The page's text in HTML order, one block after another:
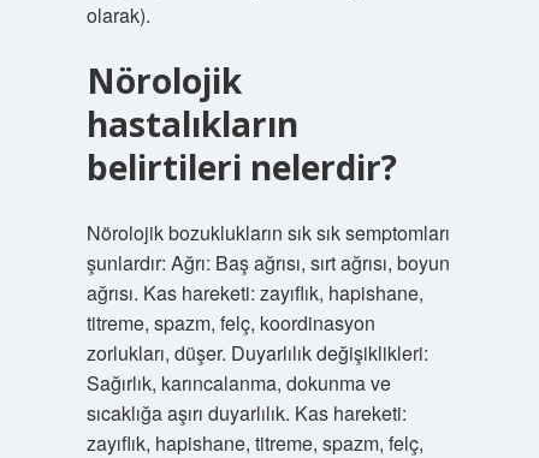
olarak).
Nörolojik
hastalıkların
belirtileri nelerdir?
Nörolojik bozuklukların sık sık semptomları
şunlardır: Ağrı: Baş ağrısı, sırt ağrısı, boyun
ağrısı. Kas hareketi: zayıflık, hapishane,
titreme, spazm, felç, koordinasyon
zorlukları, düşer. Duyarlılık değişiklikleri:
Sağırlık, karıncalanma, dokunma ve
sıcaklığa aşırı duyarlılık. Kas hareketi:
zayıflık, hapishane, titreme, spazm, felç,